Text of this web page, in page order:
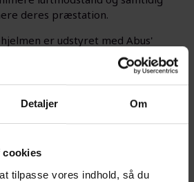
Detaljer Om
cookies
tilpasse vores indhold, så du
deres præstation.
er udstyret med Abus'
system, der giver effektiv
selv under de
intensive cykelture.
Abus hjelme til
børn